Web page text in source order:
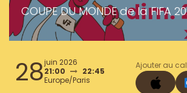
COUPE DU MONDE de la FIFA
28juin 2026
21:00
22:45
Europe/Paris
Ajouter au